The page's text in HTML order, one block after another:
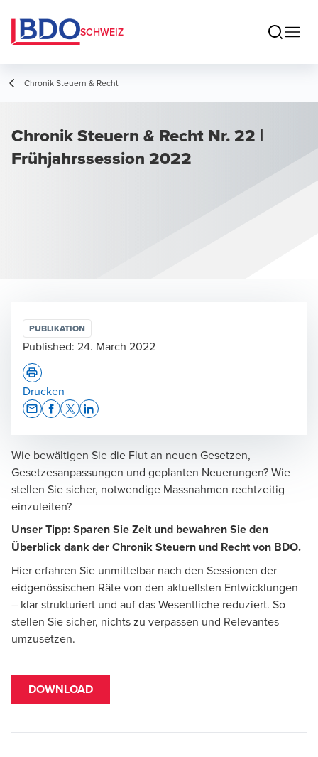
SCHWEIZ
Chronik Steuern & Recht
Chronik Steuern & Recht Nr. 22 |
Frühjahrssession 2022
Wie bewältigen Sie die Flut an neuen Gesetzen,
Gesetzesanpassungen und geplanten Neuerungen? Wie
stellen Sie sicher, notwendige Massnahmen rechtzeitig
einzuleiten?
Unser Tipp: Sparen Sie Zeit und bewahren Sie den
Überblick dank der Chronik Steuern und Recht von BDO.
Hier erfahren Sie unmittelbar nach den Sessionen der
eidgenössischen Räte von den aktuellsten Entwicklungen
– klar strukturiert und auf das Wesentliche reduziert. So
stellen Sie sicher, nichts zu verpassen und Relevantes
umzusetzen.
DOWNLOAD
PUBLIKATION
Published: 24. March 2022
Drucken